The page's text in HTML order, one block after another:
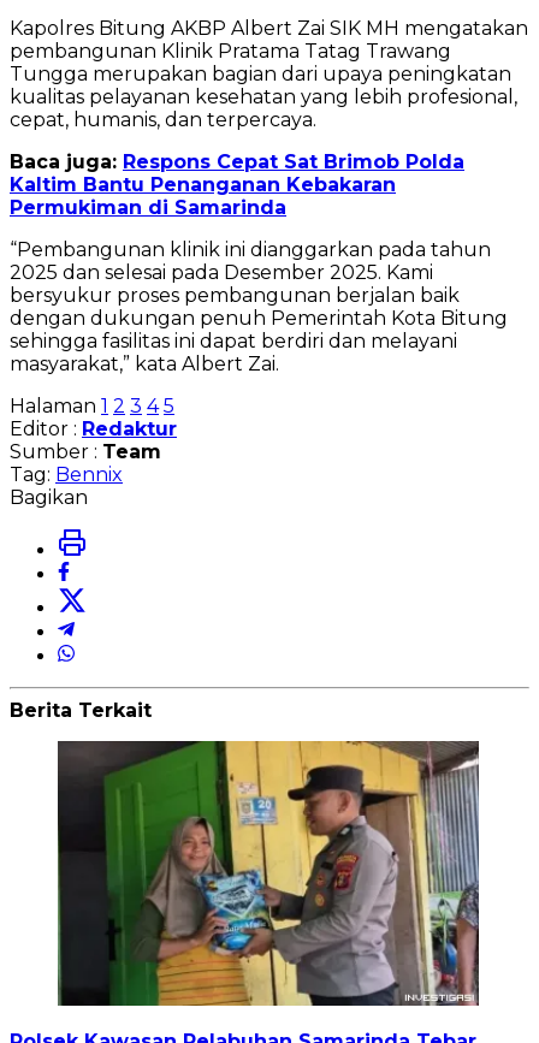
Kapolres Bitung AKBP Albert Zai SIK MH mengatakan
pembangunan Klinik Pratama Tatag Trawang
Tungga merupakan bagian dari upaya peningkatan
kualitas pelayanan kesehatan yang lebih profesional,
cepat, humanis, dan terpercaya.
Baca juga: Respons Cepat Sat Brimob Polda
Kaltim Bantu Penanganan Kebakaran
Permukiman di Samarinda
“Pembangunan klinik ini dianggarkan pada tahun
2025 dan selesai pada Desember 2025. Kami
bersyukur proses pembangunan berjalan baik
dengan dukungan penuh Pemerintah Kota Bitung
sehingga fasilitas ini dapat berdiri dan melayani
masyarakat,” kata Albert Zai.
Halaman 1 2 3 4 5
Editor : Redaktur
Sumber : Team
Tag: Bennix
Bagikan
Berita Terkait